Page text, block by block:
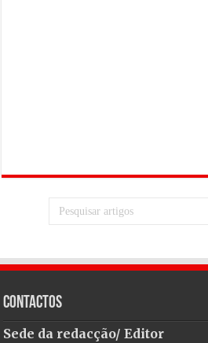
Contactos
Sede da redacção/ Editor